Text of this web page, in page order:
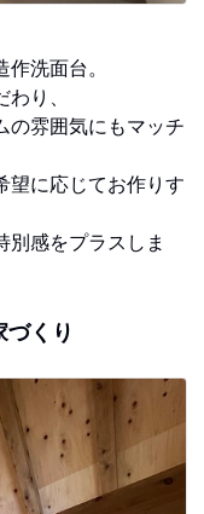
洗面台。
り、
の雰囲気にもマッチ
望に応じてお作りす
別感をプラスしま
くり